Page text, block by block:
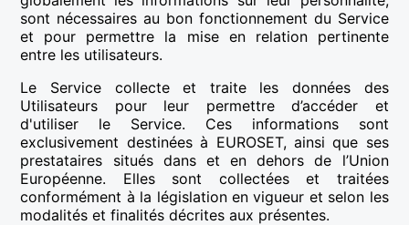
sont nécessaires au bon fonctionnement du Service
et pour permettre la mise en relation pertinente
entre les utilisateurs.
Le Service collecte et traite les données des
Utilisateurs pour leur permettre d’accéder et
d'utiliser le Service. Ces informations sont
exclusivement destinées à EUROSET, ainsi que ses
prestataires situés dans et en dehors de l’Union
Européenne. Elles sont collectées et traitées
conformément à la législation en vigueur et selon les
modalités et finalités décrites aux présentes.